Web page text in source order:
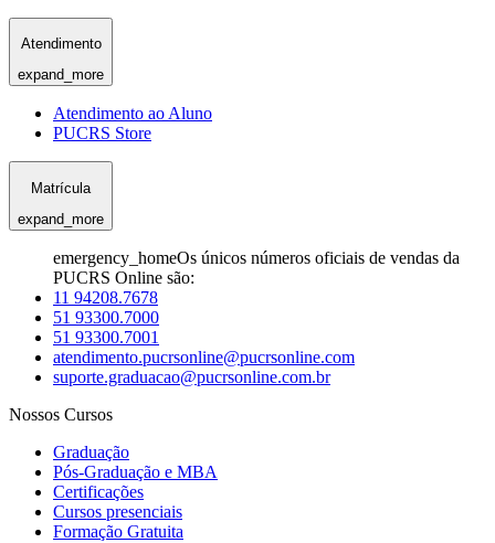
Atendimento
expand_more
Atendimento ao Aluno
PUCRS Store
Matrícula
expand_more
emergency_homeOs únicos números oficiais de vendas da
PUCRS Online são:
11 94208.7678
51 93300.7000
51 93300.7001
atendimento.pucrsonline@pucrsonline.com
suporte.graduacao@pucrsonline.com.br
Nossos Cursos
Graduação
Pós-Graduação e MBA
Certificações
Cursos presenciais
Formação Gratuita